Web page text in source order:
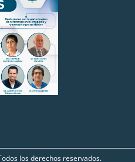
los derechos reservados.